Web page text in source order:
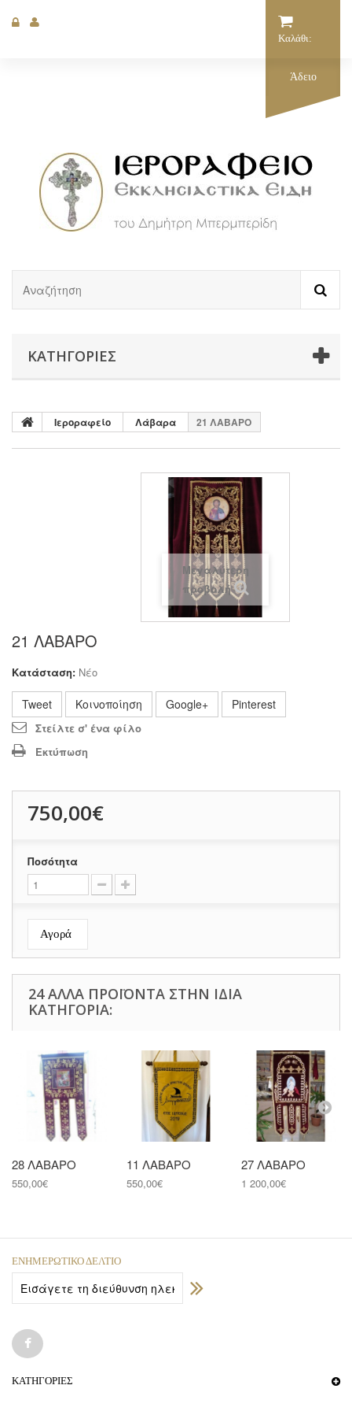
Καλάθι:
Άδειο
ΚΑΤΗΓΟΡΊΕΣ
Ιεροραφείο Λάβαρα 21 ΛΑΒΑΡΟ
Μεγαλύτερη
προβολή
21 ΛΑΒΑΡΟ
Κατάσταση: Νέο
Tweet Κοινοποίηση Google+ Pinterest
Στείλτε σ' ένα φίλο
Εκτύπωση
750,00€
Ποσότητα
Αγορά
24 ΆΛΛΑ ΠΡΟΪΌΝΤΑ ΣΤΗΝ ΊΔΙΑ
ΚΑΤΗΓΟΡΊΑ:
28 ΛΑΒΑΡΟ
550,00€
11 ΛΑΒΑΡΟ
550,00€
27 ΛΑΒΑΡΟ
1 200,00€
ΕΝΗΜΕΡΩΤΙΚΌ ΔΕΛΤΊΟ
ΚΑΤΗΓΟΡΊΕΣ